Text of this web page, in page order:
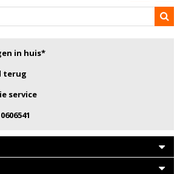
in huis*
terug
service